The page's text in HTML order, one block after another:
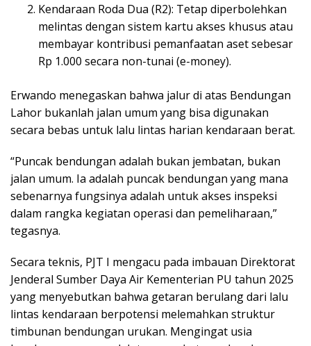
Kendaraan Roda Dua (R2): Tetap diperbolehkan
melintas dengan sistem kartu akses khusus atau
membayar kontribusi pemanfaatan aset sebesar
Rp 1.000 secara non-tunai (e-money).
Erwando menegaskan bahwa jalur di atas Bendungan
Lahor bukanlah jalan umum yang bisa digunakan
secara bebas untuk lalu lintas harian kendaraan berat.
“Puncak bendungan adalah bukan jembatan, bukan
jalan umum. Ia adalah puncak bendungan yang mana
sebenarnya fungsinya adalah untuk akses inspeksi
dalam rangka kegiatan operasi dan pemeliharaan,”
tegasnya.
Secara teknis, PJT I mengacu pada imbauan Direktorat
Jenderal Sumber Daya Air Kementerian PU tahun 2025
yang menyebutkan bahwa getaran berulang dari lalu
lintas kendaraan berpotensi melemahkan struktur
timbunan bendungan urukan. Mengingat usia